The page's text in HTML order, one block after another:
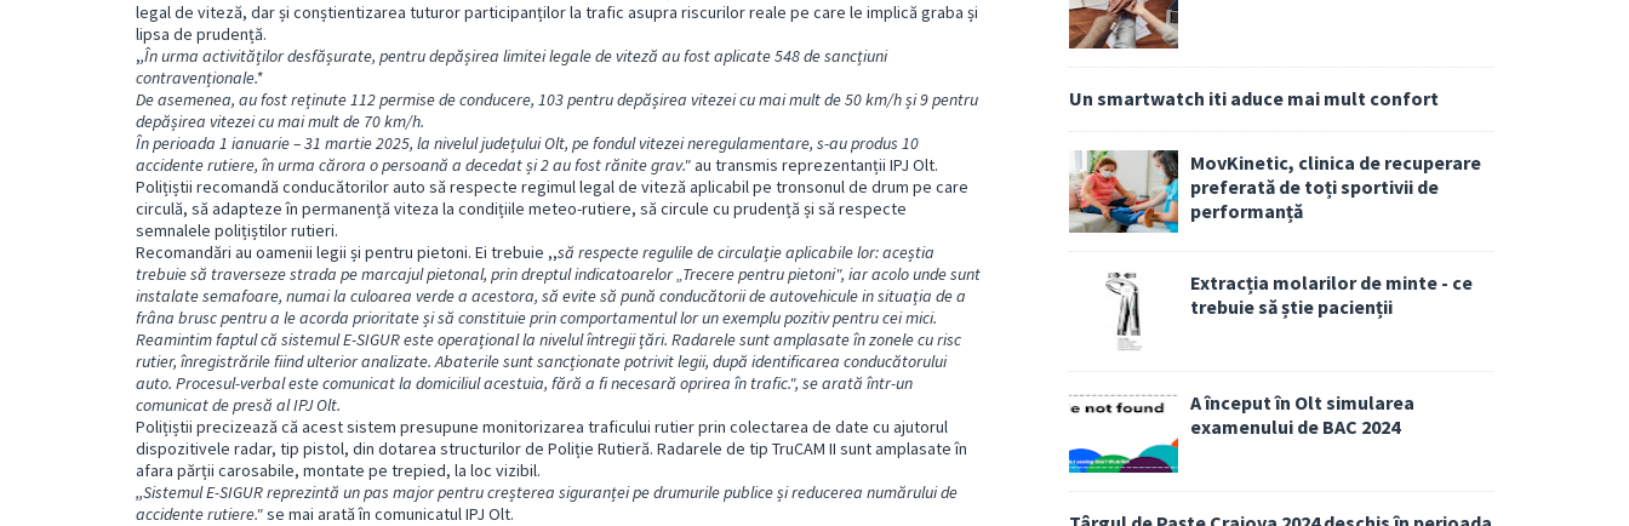
legal de viteză, dar și conștientizarea tuturor participanților la trafic asupra riscurilor reale pe care le implică graba și
lipsa de prudență.
,,În urma activităților desfășurate, pentru depășirea limitei legale de viteză au fost aplicate 548 de sancțiuni
contravenționale.*
De asemenea, au fost reținute 112 permise de conducere, 103 pentru depășirea vitezei cu mai mult de 50 km/h și 9 pentru
depășirea vitezei cu mai mult de 70 km/h.
În perioada 1 ianuarie – 31 martie 2025, la nivelul județului Olt, pe fondul vitezei neregulamentare, s-au produs 10
accidente rutiere, în urma cărora o persoană a decedat și 2 au fost rănite grav."au transmis reprezentanții IPJ Olt.
Polițiștii recomandă conducătorilor auto să respecte regimul legal de viteză aplicabil pe tronsonul de drum pe care
circulă, să adapteze în permanență viteza la condițiile meteo-rutiere, să circule cu prudență și să respecte
semnalele polițiștilor rutieri.
Recomandări au oamenii legii și pentru pietoni. Ei trebuie ,,să respecte regulile de circulație aplicabile lor: aceștia
trebuie să traverseze strada pe marcajul pietonal, prin dreptul indicatoarelor „Trecere pentru pietoni", iar acolo unde sunt
instalate semafoare, numai la culoarea verde a acestora, să evite să pună conducătorii de autovehicule in situația de a
frâna brusc pentru a le acorda prioritate și să constituie prin comportamentul lor un exemplu pozitiv pentru cei mici.
Reamintim faptul că sistemul E-SIGUR este operațional la nivelul întregii țări. Radarele sunt amplasate în zonele cu risc
rutier, înregistrările fiind ulterior analizate. Abaterile sunt sancționate potrivit legii, după identificarea conducătorului
auto. Procesul-verbal este comunicat la domiciliul acestuia, fără a fi necesară oprirea în trafic.", se arată într-un
comunicat de presă al IPJ Olt.
Polițiștii precizează că acest sistem presupune monitorizarea traficului rutier prin colectarea de date cu ajutorul
dispozitivele radar, tip pistol, din dotarea structurilor de Poliție Rutieră. Radarele de tip TruCAM II sunt amplasate în
afara părții carosabile, montate pe trepied, la loc vizibil.
,,Sistemul E-SIGUR reprezintă un pas major pentru creșterea siguranței pe drumurile publice și reducerea numărului de
accidente rutiere."se mai arată în comunicatul IPJ Olt.
Un smartwatch iti aduce mai mult confort
MovKinetic, clinica de recuperare
preferată de toți sportivii de
performanță
Extracția molarilor de minte - ce
trebuie să știe pacienții
A început în Olt simularea
examenului de BAC 2024